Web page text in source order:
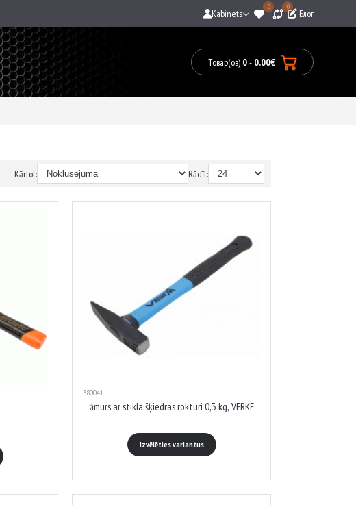
Kabinets
0 0
Блог
Товар(ов) 0- 0.00€
Kārtot: Rādīt:
380041
āmurs ar stikla šķiedras rokturi 0,3 kg, VERKE
Izvēlēties variantus